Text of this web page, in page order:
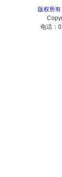
版权所有
电话：